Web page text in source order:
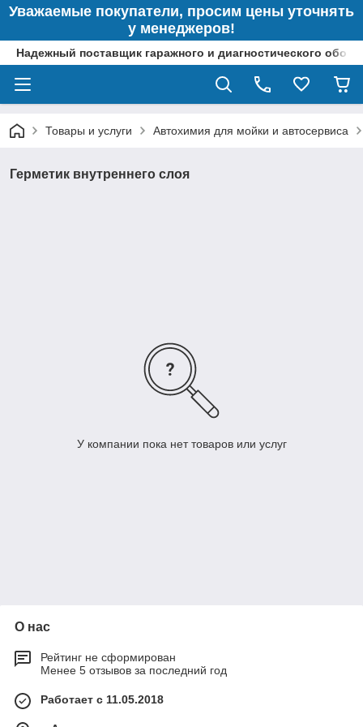
Уважаемые покупатели, просим цены уточнять
у менеджеров!
Надежный поставщик гаражного и диагностического
Товары и услуги Автохимия для мойки и автосервиса
Герметик внутреннего слоя
У компании пока нет товаров или услуг
О нас
Рейтинг не сформирован
Менее 5 отзывов за последний год
Работает с 11.05.2018